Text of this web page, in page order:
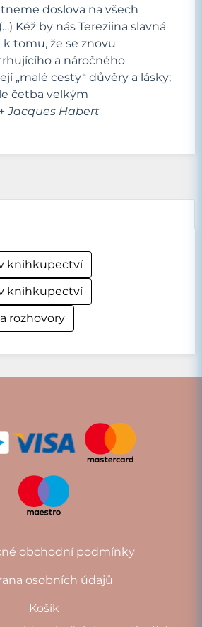
doslova na všech
Kéž by nás Tereziina slavná
tomu, že se znovu
a náročného
„malé cesty“ důvěry a lásky;
četba velkým
Jacques Habert
knihkupectví
knihkupectví
rozhovory
obchodní podmínky
osobních údajů
Košík